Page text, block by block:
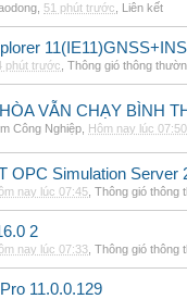
51 phút trước Liên kết
phút trước Thông gió thông
VẪN CHẠY BÌNH
Công Nghiệp Hôm nay lúc 07:50
OPC Simulation Server
nay lúc 07:45 Thông gió thông
2
nay lúc 07:33 Thông gió thông
11.0.0.129